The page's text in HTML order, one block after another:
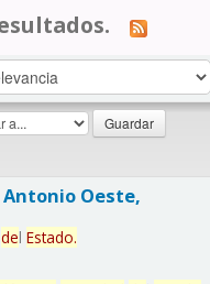
Oeste,
del Estado.